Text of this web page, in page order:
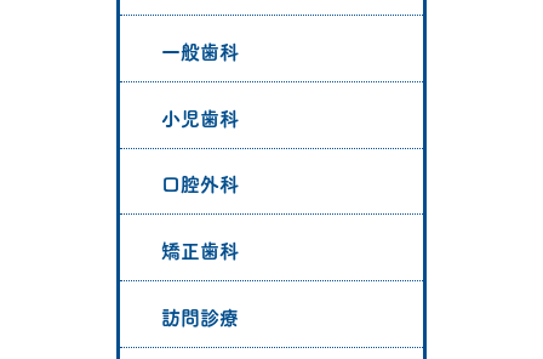
一般歯科
小児歯科
口腔外科
矯正歯科
訪問診療